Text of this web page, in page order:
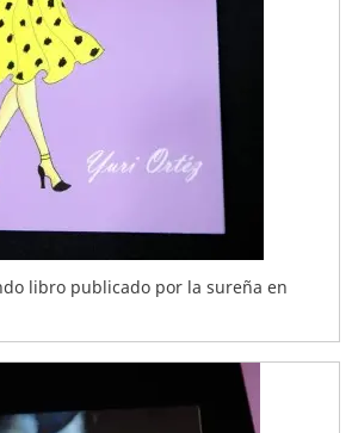
libro publicado por la sureña en